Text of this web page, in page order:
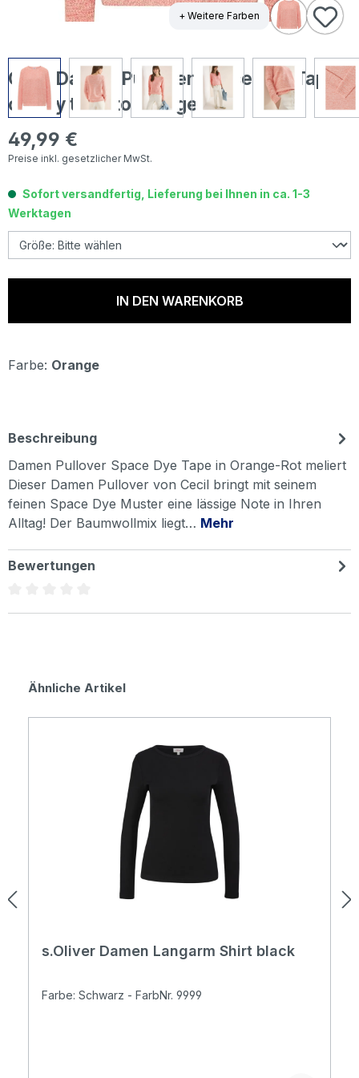
+ Weitere Farben
Cecil Damen Pullover Space Dye Tape
cherry tomato orange
Regulärer Preis:
49,99 €
Preise inkl. gesetzlicher MwSt.
Sofort versandfertig, Lieferung bei Ihnen in ca. 1-3
Werktagen
IN DEN WARENKORB
Farbe: Orange
Beschreibung
Damen Pullover Space Dye Tape in Orange-Rot meliert
Dieser Damen Pullover von Cecil bringt mit seinem
feinen Space Dye Muster eine lässige Note in Ihren
Alltag! Der Baumwollmix liegt… Mehr
Bewertungen
Produktgalerie überspringen
Ähnliche Artikel
s.Oliver Damen Langarm Shirt black
Farbe: Schwarz - FarbNr. 9999